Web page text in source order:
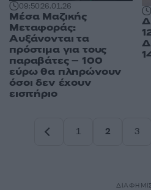
09:5026.01.26
Μέσα Μαζικής
Μεταφοράς:
Αυξάνονται τα
πρόστιμα για τους
παραβάτες – 100
εύρω θα πληρώνουν
όσοι δεν έχουν
εισιτήριο
1
2
3